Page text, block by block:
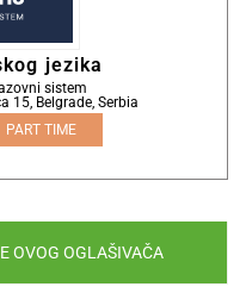
jezika
sistem
15, Belgrade, Serbia
PART TIME
OVOG OGLAŠIVAČA